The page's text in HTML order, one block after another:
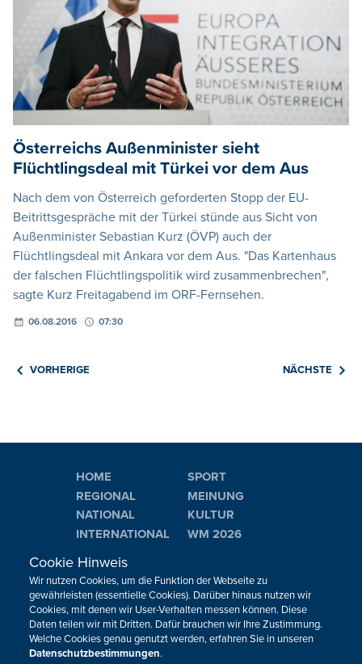
Österreichs Außenminister sieht
Flüchtlingsdeal mit Türkei vor dem Aus
Nach dem von Österreich geforderten Stopp der EU-
Beitrittsgespräche mit der Türkei stünde aus Sicht von
Außenminister Sebastian Kurz (ÖVP) auch der
Flüchtlingsdeal mit Ankara vor dem Aus. "Das Kartenhaus
der falschen Flüchtlingspolitik wird zusammenbrechen",
sagte Kurz Freitagabend im ORF-Fernsehen.
06.08.2016 07:30
VORHERIGE NÄCHSTE
HOME
REGIONAL
NATIONAL
INTERNATIONAL
SPORT
MEINUNG
KULTUR
WM 2026
Neuigkeiten zum BRF als Newsletter
JETZT ANMELDEN
Cookie Hinweis
Wir nutzen Cookies, um die Funktion der Webseite zu
gewährleisten (essentielle Cookies). Darüber hinaus nutzen wir
Cookies, mit denen wir User-Verhalten messen können. Diese
Daten teilen wir mit Dritten. Dafür brauchen wir Ihre Zustimmung.
Welche Cookies genau genutzt werden, erfahren Sie in unseren
Datenschutzbestimmungen.